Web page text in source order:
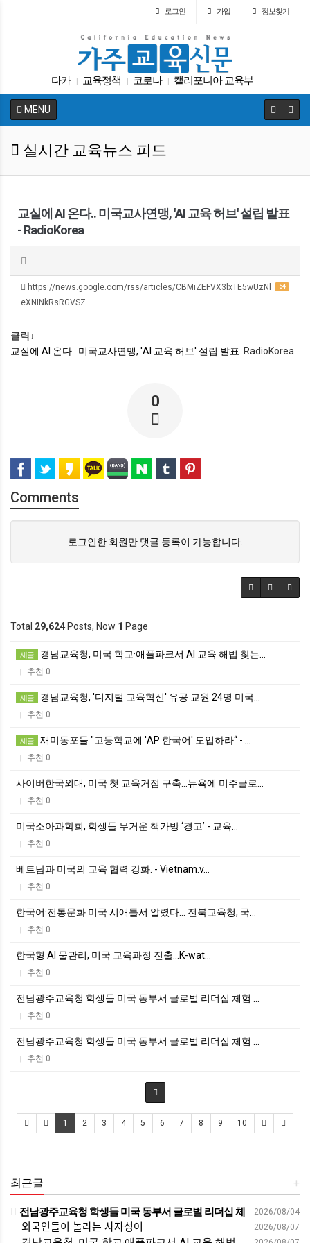
로그인 가입 정보찾기
다카 교육정책 코로나 캘리포니아 교육부
| 팝사 인터뷰 SAT 교육구 에세이 DACA
MENU
실시간 교육뉴스 피드
교실에 AI 온다.. 미국교사연맹, 'AI 교육 허브' 설립 발표
- RadioKorea
54
https://news.google.com/rss/articles/CBMiZEFVX3lxTE5wUzNl
eXNINkRsRGVSZ…
클릭↓
교실에 AI 온다.. 미국교사연맹, 'AI 교육 허브' 설립 발표
RadioKorea
0
Comments
로그인한 회원만 댓글 등록이 가능합니다.
Total 29,624 Posts, Now 1 Page
새글 경남교육청, 미국 학교·애플파크서 AI 교육 해법 찾는…
| 추천 0
새글 경남교육청, '디지털 교육혁신' 유공 교원 24명 미국…
| 추천 0
새글 재미동포들 "고등학교에 'AP 한국어' 도입하라“ - …
| 추천 0
사이버한국외대, 미국 첫 교육거점 구축…뉴욕에 미주글로…
| 추천 0
미국소아과학회, 학생들 무거운 책가방 ‘경고’ - 교육…
| 추천 0
베트남과 미국의 교육 협력 강화. - Vietnam.v…
| 추천 0
한국어·전통문화 미국 시애틀서 알렸다… 전북교육청, 국…
| 추천 0
한국형 AI 물관리, 미국 교육과정 진출...K-wat…
| 추천 0
전남광주교육청 학생들 미국 동부서 글로벌 리더십 체험 …
| 추천 0
전남광주교육청 학생들 미국 동부서 글로벌 리더십 체험 …
| 추천 0
1 2 3 4 5 6 7 8 9 10
+
최근글
2026/08/04
전남광주교육청 학생들 미국 동부서 글로벌 리더십 체험 - 전남인터넷신문
2026/08/07
외국인들이 놀라는 사자성어